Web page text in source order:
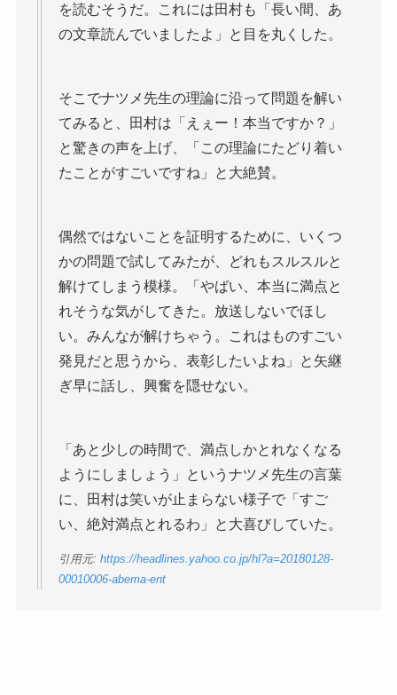
を読むそうだ。これには田村も「長い間、あ
の文章読んでいましたよ」と目を丸くした。
そこでナツメ先生の理論に沿って問題を解い
てみると、田村は「えぇー！本当ですか？」
と驚きの声を上げ、「この理論にたどり着い
たことがすごいですね」と大絶賛。
偶然ではないことを証明するために、いくつ
かの問題で試してみたが、どれもスルスルと
解けてしまう模様。「やばい、本当に満点と
れそうな気がしてきた。放送しないでほし
い。みんなが解けちゃう。これはものすごい
発見だと思うから、表彰したいよね」と矢継
ぎ早に話し、興奮を隠せない。
「あと少しの時間で、満点しかとれなくなる
ようにしましょう」というナツメ先生の言葉
に、田村は笑いが止まらない様子で「すご
い、絶対満点とれるわ」と大喜びしていた。
引用元: https://headlines.yahoo.co.jp/hl?a=20180128-
00010006-abema-ent